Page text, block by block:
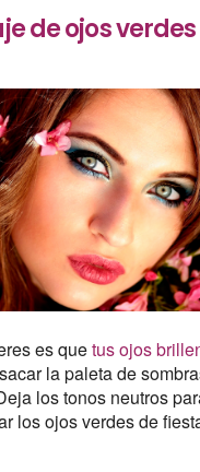
de ojos
es quetus ojos
la paleta de
los tonos neutros
los ojos verdes de